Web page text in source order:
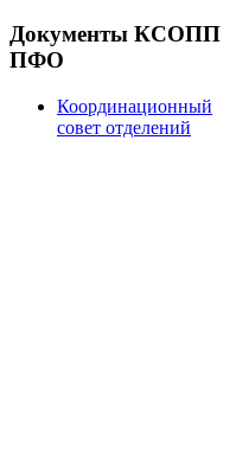
Документы КСОПП
ПФО
Координационный
совет отделений